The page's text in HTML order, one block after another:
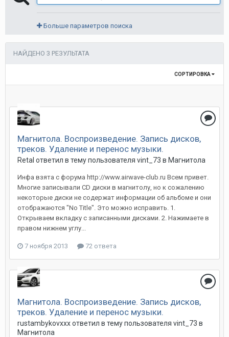
Больше параметров поиска
НАЙДЕНО 3 РЕЗУЛЬТАТА
СОРТИРОВКА
Магнитола. Воспроизведение. Запись дисков,
треков. Удаление и перенос музыки.
Retal ответил в тему пользователя vint_73 в Магнитола
Инфа взята с форума http://www.airwave-club.ru Всем привет.
Многие записывали CD диски в магнитолу, но к сожалению
некоторые диски не содержат информации об альбоме и они
отображаются "No Title". Это можно исправить. 1.
Открываем вкладку с записанными дисками. 2. Нажимаете в
правом нижнем углу...
7 ноября 2013 72 ответа
Магнитола. Воспроизведение. Запись дисков,
треков. Удаление и перенос музыки.
rustambykovxxxответил в тему пользователя vint_73 в
Магнитола